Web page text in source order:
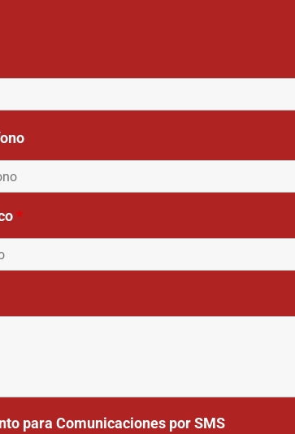
*
para Comunicaciones por SMS